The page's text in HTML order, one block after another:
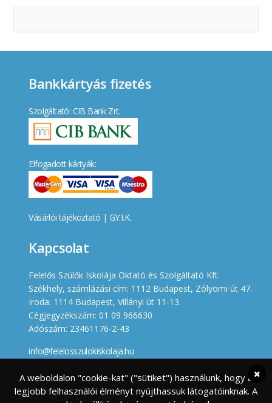
Bankkártyás fizetés
Szolgáltató: CIB Bank Zrt.
Elfogadott kártyák:
Vásárlói tájékoztató | GY.I.K.
Kapcsolat
Felelős Szülők Iskolája Oktató és Szolgáltató Kft.
Székhely, számlázási cím: 1112 Budapest, Zólyomi út 47.
Iroda: 1114 Budapest, Villányi út 11-13.
Cégjegyzékszám: 01 09 966630
Adószám: 23461176-2-43
info@felelosszulokiskolaja.hu
A weboldalon "cookie-kat" ("sütiket") használunk, hogy a
legjobb felhasználói élményt nyújthassuk látogatóinknak. A